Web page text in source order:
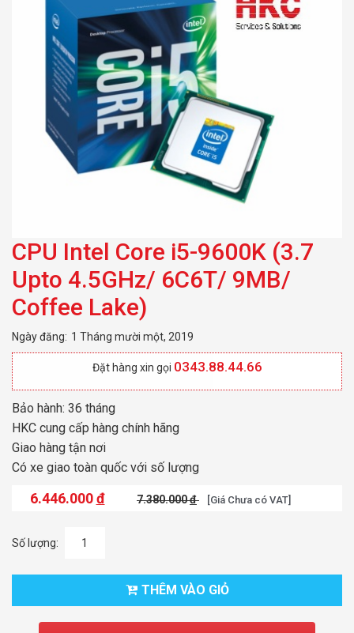
Coffee Lake)
CPU Intel Core i5-9600K (3.7
Upto 4.5GHz/ 6C6T/ 9MB/
Coffee Lake)
Ngày đăng: 1 Tháng mười một, 2019
Đặt hàng xin gọi 0343.88.44.66
Bảo hành: 36 tháng
HKC cung cấp hàng chính hãng
Giao hàng tận nơi
Có xe giao toàn quốc với số lượng
6.446.000đ 7.380.000đ [Giá Chưa có VAT]
Số lượng:
THÊM VÀO GIỎ